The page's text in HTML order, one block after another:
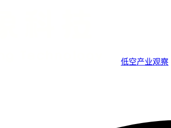
低空产业观察